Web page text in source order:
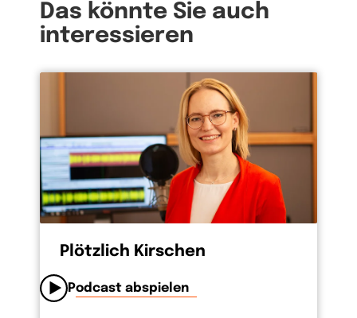
Das könnte Sie auch
interessieren
Plötzlich Kirschen
Podcast abspielen